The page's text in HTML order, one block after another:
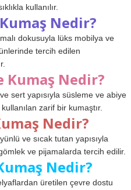
kullanılır.
Nedir?
dokusuyla lüks mobilya ve
tercih edilen
Kumaş Nedir?
sert yapısıyla süsleme ve abiye
zarif bir kumaştır.
Nedir?
ve sıcak tutan yapısıyla
ve pijamalarda tercih edilir.
Nedir?
üretilen çevre dostu